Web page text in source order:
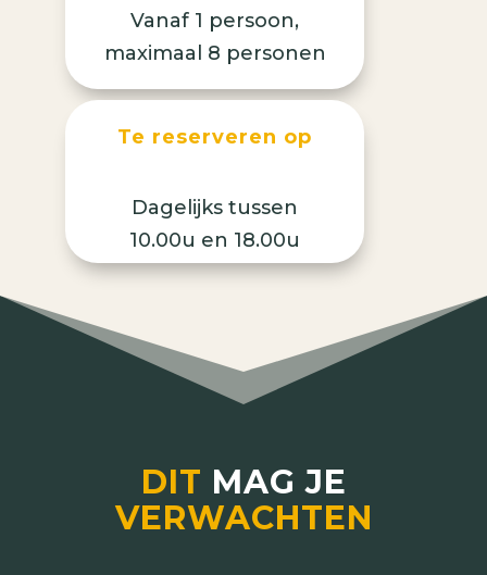
Vanaf 1 persoon,
maximaal 8 personen
Te reserveren op
Dagelijks tussen
10.00u en 18.00u
DIT MAG JE
VERWACHTEN